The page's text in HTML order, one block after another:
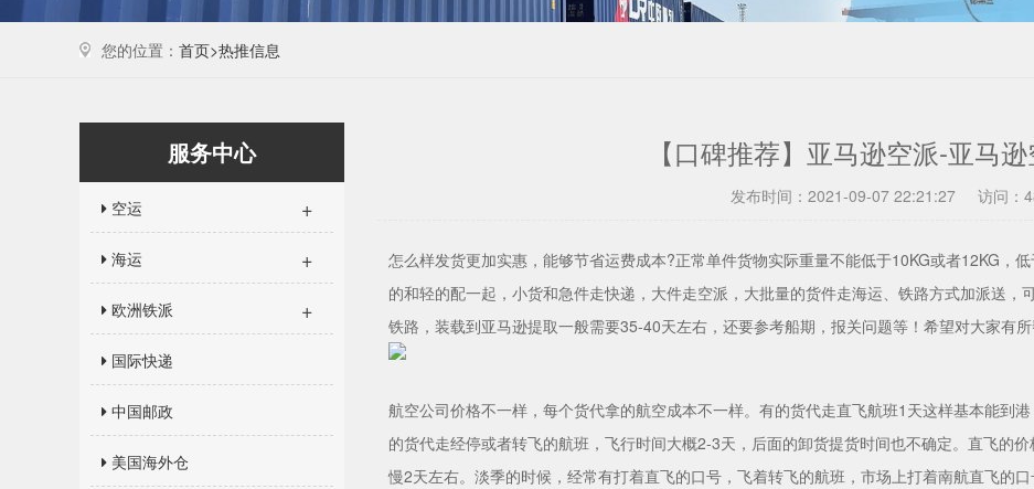
您的位置： 首页>热推信息
服务中心
空运 +
海运 +
欧洲铁派 +
国际快递
中国邮政
美国海外仓
【口碑推荐】亚马逊空派-亚马
发布时间：2021-09-07 22:21:27 访问：
怎么样发货更加实惠，能够节省运费成本?正常单件货物实际重量不能低于10KG或者12KG，
的和轻的配一起，小货和急件走快递，大件走空派，大批量的货件走海运、铁路方式加派送
铁路，装载到亚马逊提取一般需要35-40天左右，还要参考船期，报关问题等！希望对大家有
航空公司价格不一样，每个货代拿的航空成本不一样。有的货代走直飞航班1天这样基本能到
的货代走经停或者转飞的航班，飞行时间大概2-3天，后面的卸货提货时间也不确定。直飞的
慢2天左右。淡季的时候，经常有打着直飞的口号，飞着转飞的航班，市场上打着南航直飞的